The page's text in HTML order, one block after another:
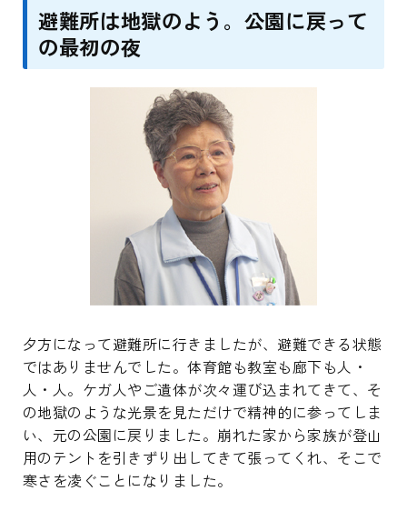
避難所は地獄のよう。公園に戻って
の最初の夜
夕方になって避難所に行きましたが、避難できる状態
ではありませんでした。体育館も教室も廊下も人・
人・人。ケガ人やご遺体が次々運び込まれてきて、そ
の地獄のような光景を見ただけで精神的に参ってしま
い、元の公園に戻りました。崩れた家から家族が登山
用のテントを引きずり出してきて張ってくれ、そこで
寒さを凌ぐことになりました。